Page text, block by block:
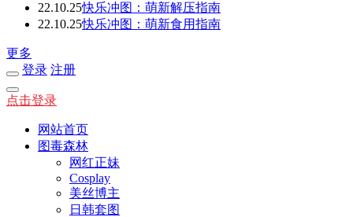
22.10.25快乐冲图：萌新解压指南
22.10.25快乐冲图：萌新食用指南
更多
登录 注册
点击登录
网站首页
图毒森林
网红正妹
Cosplay
美丝博主
日韩套图